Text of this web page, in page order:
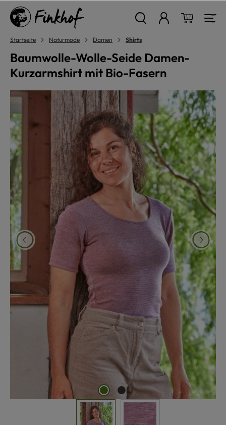
springen
Startseite Naturmode Damen Shirts
Baumwolle-Wolle-Seide Damen-
Kurzarmshirt mit Bio-Fasern
Bildergalerie überspringen